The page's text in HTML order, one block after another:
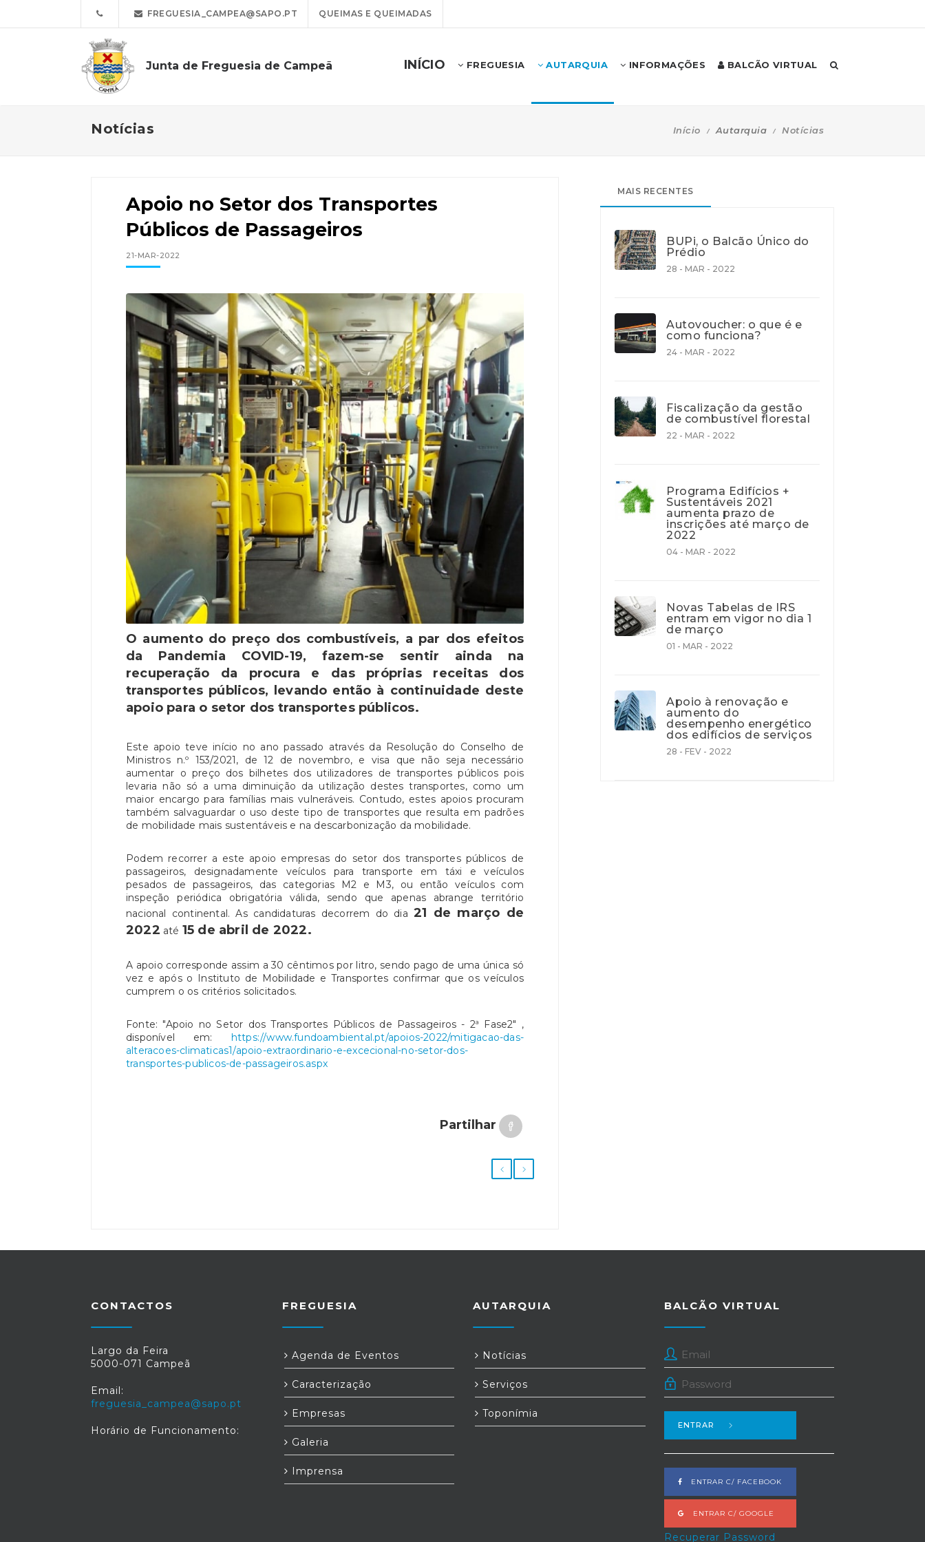
FREGUESIA_CAMPEA@SAPO.PT QUEIMAS E QUEIMADAS
Junta de Freguesia de Campeã INÍCIO FREGUESIA AUTARQUIA INFORMAÇÕES BALCÃO VIRTUAL
Notícias Início Autarquia Notícias
Apoio no Setor dos Transportes
Públicos de Passageiros
21-MAR-2022
O aumento do preço dos combustíveis, a par dos efeitos
da Pandemia COVID-19, fazem-se sentir ainda na
recuperação da procura e das próprias receitas dos
transportes públicos, levando então à continuidade deste
apoio para o setor dos transportes públicos.
Este apoio teve início no ano passado através da Resolução do Conselho de
Ministros n.º 153/2021, de 12 de novembro, e visa que não seja necessário
aumentar o preço dos bilhetes dos utilizadores de transportes públicos pois
levaria não só a uma diminuição da utilização destes transportes, como um
maior encargo para famílias mais vulneráveis. Contudo, estes apoios procuram
também salvaguardar o uso deste tipo de transportes que resulta em padrões
de mobilidade mais sustentáveis e na descarbonização da mobilidade.
Podem recorrer a este apoio empresas do setor dos transportes públicos de
passageiros, designadamente veículos para transporte em táxi e veículos
pesados de passageiros, das categorias M2 e M3, ou então veículos com
inspeção periódica obrigatória válida, sendo que apenas abrange território
nacional continental. As candidaturas decorrem do dia21 de março de
2022 até 15 de abril de 2022.
A apoio corresponde assim a 30 cêntimos por litro, sendo pago de uma única só
vez e após o Instituto de Mobilidade e Transportes confirmar que os veículos
cumprem o os critérios solicitados.
Fonte: "Apoio no Setor dos Transportes Públicos de Passageiros - 2ª Fase2" ,
disponível em: https://www.fundoambiental.pt/apoios-2022/mitigacao-das-
alteracoes-climaticas1/apoio-extraordinario-e-excecional-no-setor-dos-
transportes-publicos-de-passageiros.aspx
Partilhar
MAIS RECENTES
BUPi, o Balcão Único do
Prédio
28 - MAR - 2022
Autovoucher: o que é e
como funciona?
24 - MAR - 2022
Fiscalização da gestão
de combustível florestal
22 - MAR - 2022
Programa Edifícios +
Sustentáveis 2021
aumenta prazo de
inscrições até março de
2022
04 - MAR - 2022
Novas Tabelas de IRS
entram em vigor no dia 1
de março
01 - MAR - 2022
Apoio à renovação e
aumento do
desempenho energético
dos edifícios de serviços
28 - FEV - 2022
CONTACTOS
Largo da Feira
5000-071 Campeã
Email:
freguesia_campea@sapo.pt
Horário de Funcionamento:
FREGUESIA
Agenda de Eventos
Caracterização
Empresas
Galeria
Imprensa
AUTARQUIA
Notícias
Serviços
Toponímia
BALCÃO VIRTUAL
ENTRAR
ENTRAR C/ FACEBOOK
ENTRAR C/ GOOGLE
Recuperar Password